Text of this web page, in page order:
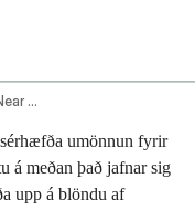
Skilled Nursing Facility Near Me
umönnun fyrir
á meðan það jafnar sig
upp á blöndu af